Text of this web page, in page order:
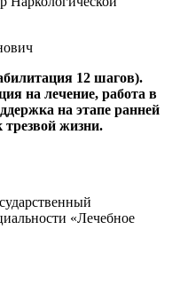
12 шагов).
на лечение, работа в
на этапе ранней
жизни.
«Лечебное